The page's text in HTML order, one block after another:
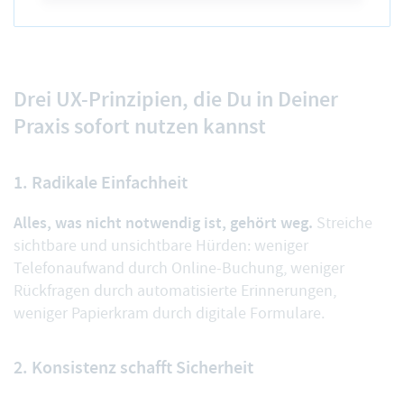
Drei UX-Prinzipien, die Du in Deiner
Praxis sofort nutzen kannst
1. Radikale Einfachheit
Alles, was nicht notwendig ist, gehört weg. Streiche
sichtbare und unsichtbare Hürden: weniger
Telefonaufwand durch Online-Buchung, weniger
Rückfragen durch automatisierte Erinnerungen,
weniger Papierkram durch digitale Formulare.
2. Konsistenz schafft Sicherheit